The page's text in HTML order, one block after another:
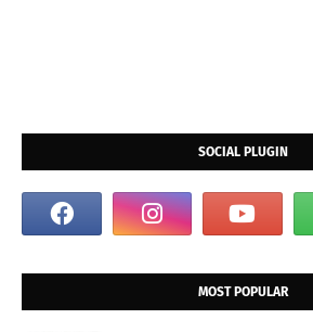
SOCIAL PLUGIN
MOST POPULAR